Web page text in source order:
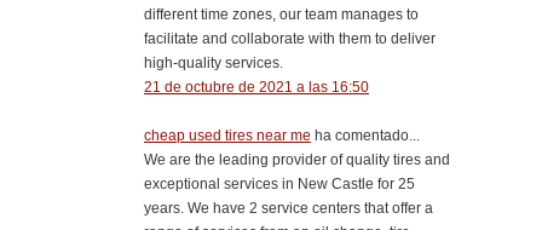
different time zones, our team manages to
facilitate and collaborate with them to deliver
high-quality services.
21 de octubre de 2021 a las 16:50
cheap used tires near me ha comentado...
We are the leading provider of quality tires and
exceptional services in New Castle for 25
years. We have 2 service centers that offer a